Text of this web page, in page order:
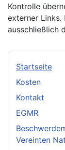
Startseite
Kosten
Kontakt
EGMR
Vereinten
Kontrolle
externer Links.
ausschließlich